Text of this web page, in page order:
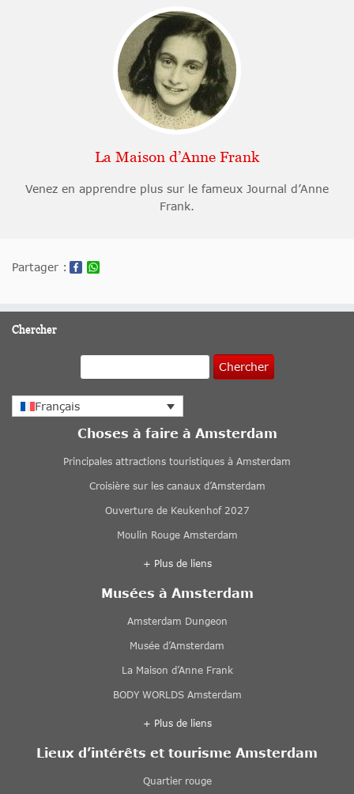
La Maison d’Anne Frank
Venez en apprendre plus sur le fameux Journal d’Anne
Frank.
Partager :
Chercher
Chercher
Français
Choses à faire à Amsterdam
Principales attractions touristiques à Amsterdam
Croisière sur les canaux d’Amsterdam
Ouverture de Keukenhof 2027
Moulin Rouge Amsterdam
+ Plus de liens
Musées à Amsterdam
Amsterdam Dungeon
Musée d’Amsterdam
La Maison d’Anne Frank
BODY WORLDS Amsterdam
+ Plus de liens
Lieux d’intérêts et tourisme Amsterdam
Quartier rouge